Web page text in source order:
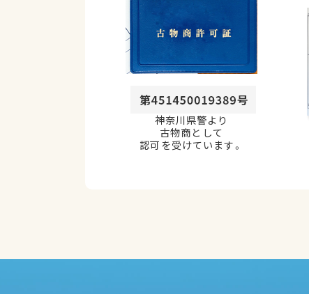
神奈川県警より
古物商として
認可を受けています。